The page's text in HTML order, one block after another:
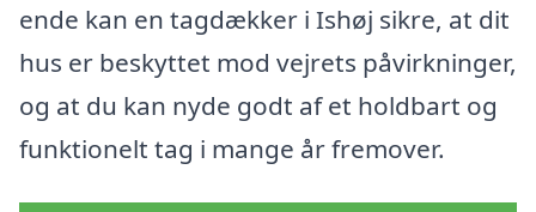
ende kan en tagdækker i Ishøj sikre, at dit
hus er beskyttet mod vejrets påvirkninger,
og at du kan nyde godt af et holdbart og
funktionelt tag i mange år fremover.